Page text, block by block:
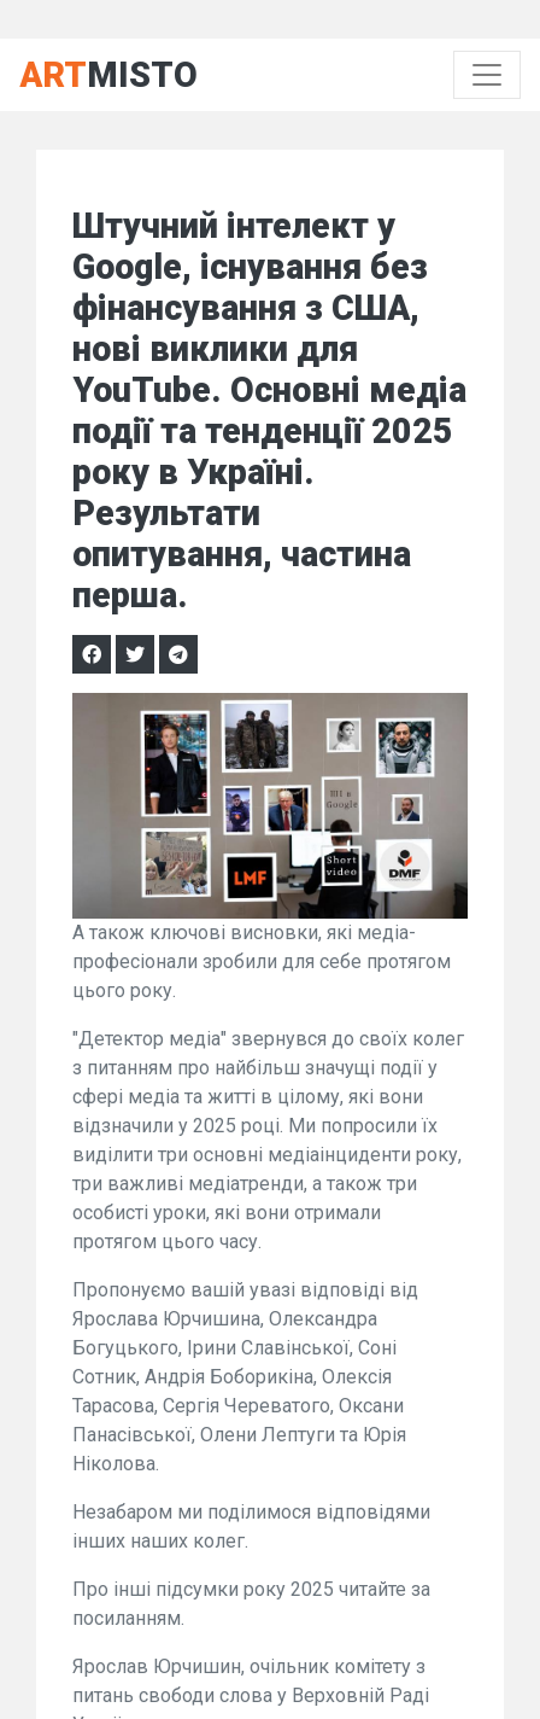
ARTMISTO
Штучний інтелект у
Google, існування без
фінансування з США,
нові виклики для
YouTube. Основні медіа
події та тенденції 2025
року в Україні.
Результати
опитування, частина
перша.
А також ключові висновки, які медіа-
професіонали зробили для себе протягом
цього року.
"Детектор медіа" звернувся до своїх колег
з питанням про найбільш значущі події у
сфері медіа та житті в цілому, які вони
відзначили у 2025 році. Ми попросили їх
виділити три основні медіаінциденти року,
три важливі медіатренди, а також три
особисті уроки, які вони отримали
протягом цього часу.
Пропонуємо вашій увазі відповіді від
Ярослава Юрчишина, Олександра
Богуцького, Ірини Славінської, Соні
Сотник, Андрія Боборикіна, Олексія
Тарасова, Сергія Череватого, Оксани
Панасівської, Олени Лептуги та Юрія
Ніколова.
Незабаром ми поділимося відповідями
інших наших колег.
Про інші підсумки року 2025 читайте за
посиланням.
Ярослав Юрчишин, очільник комітету з
питань свободи слова у Верховній Раді